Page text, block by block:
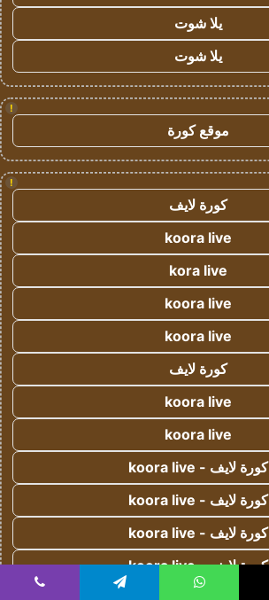
يلا شوت
يلا شوت
!
موقع كورة
!
كورة لايف
koora live
kora live
koora live
koora live
كورة لايف
koora live
koora live
كورة لايف - koora live
كورة لايف - koora live
كورة لايف - koora live
كورة لايف - koora live